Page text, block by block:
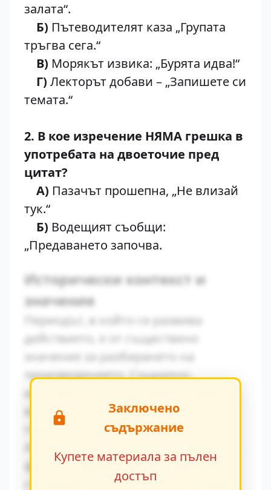
залата“.
Б) Пътеводителят каза „Групата
тръгва сега.“
В) Морякът извика: „Бурята идва!“
Г) Лекторът добави – „Запишете си
темата.“
2. В кое изречение НЯМА грешка в
употребата на двоеточие пред
цитат?
А) Пазачът прошепна, „Не влизай
тук.“
Б) Водещият съобщи:
„Предаването започва.
Исторически контекст и
значение
Периодът, в който се развива
действието, е от съществено
значение за разбирането на
произведението. Социално-
икономическите условия оказват
влияние върху поведението на
героите.
факти в художествения разказ,
създавайки автентична атмосфера
Заключено
съдържание
Купете материала за пълен
достъп